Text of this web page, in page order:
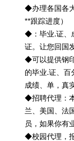
◆办理各国各
**跟踪进度）
◆：毕业.证、
证。让您回国
◆可以提供钢
的毕业.证、百
成绩、单，真
◆招聘代理：
兰、美国、法
员，如果你有
◆校园代理，